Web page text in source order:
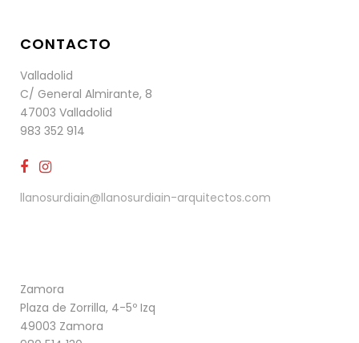
CONTACTO
Valladolid
C/ General Almirante, 8
47003 Valladolid
983 352 914
llanosurdiain@llanosurdiain-arquitectos.com
Zamora
Plaza de Zorrilla, 4-5º Izq
49003 Zamora